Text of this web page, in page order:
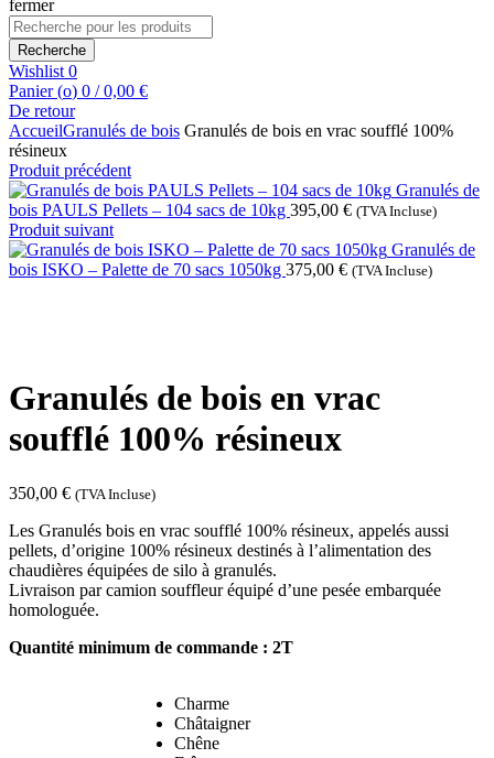
fermer
Recherche
pour:
Recherche
Wishlist 0
Panier (o) 0 / 0,00 €
De retour
AccueilGranulés de bois Granulés de bois en vrac soufflé 100%
résineux
Produit précédent
Granulés de
bois PAULS Pellets – 104 sacs de 10kg 395,00 € (TVA Incluse)
Produit suivant
Granulés de
bois ISKO – Palette de 70 sacs 1050kg 375,00 € (TVA Incluse)
Granulés de bois en vrac
soufflé 100% résineux
350,00 € (TVA Incluse)
Les Granulés bois en vrac soufflé 100% résineux, appelés aussi
pellets, d’origine 100% résineux destinés à l’alimentation des
chaudières équipées de silo à granulés.
Livraison par camion souffleur équipé d’une pesée embarquée
homologuée.
Quantité minimum de commande : 2T
Charme
Châtaigner
Chêne